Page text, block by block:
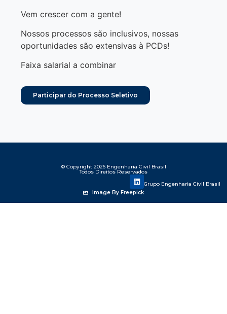
Vem crescer com a gente!
Nossos processos são inclusivos, nossas
oportunidades são extensivas à PCDs!
Faixa salarial a combinar
Participar do Processo Seletivo
© Copyright 2026 Engenharia Civil Brasil
Todos Direitos Reservados
Grupo Engenharia Civil Brasil
Image By Freepick